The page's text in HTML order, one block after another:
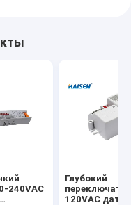
240VAC
Глубокий
120VAC